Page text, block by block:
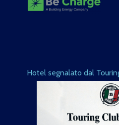
Hotel segnalato dal